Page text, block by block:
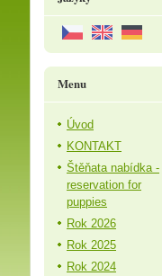
Menu
Úvod
KONTAKT
Štěňata nabídka -
reservation for
puppies
Rok 2026
Rok 2025
Rok 2024